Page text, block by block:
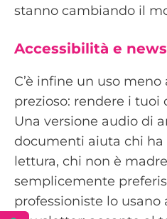
stanno cambiando il
Accessibilità e
C’è infine un uso
prezioso: rendere i tuoi
Una versione audio di
documenti aiuta chi ha
lettura, chi non è
semplicemente
professioniste lo usano